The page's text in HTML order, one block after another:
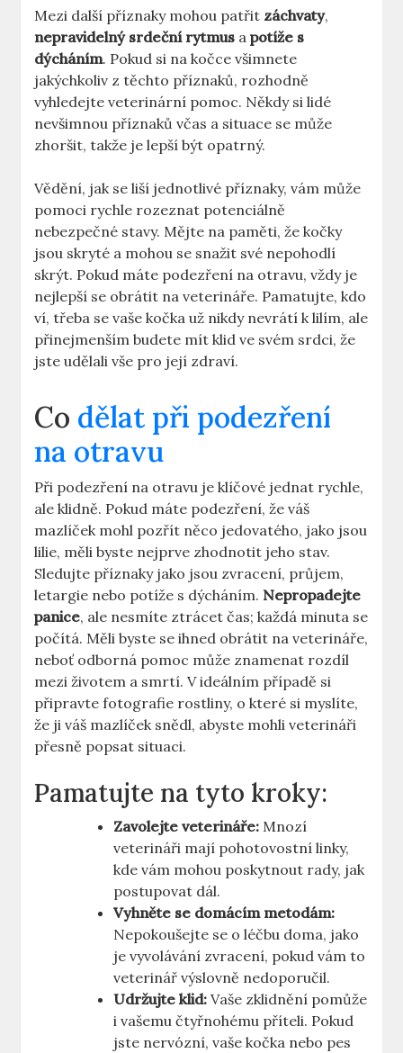
Mezi další příznaky mohou patřit záchvaty,
nepravidelný srdeční rytmus apotíže s
dýcháním. Pokud si na kočce všimnete
jakýchkoliv z těchto příznaků, rozhodně
vyhledejte veterinární pomoc. Někdy si lidé
nevšimnou příznaků včas a situace se může
zhoršit, takže je lepší být opatrný.
Vědění, jak se liší jednotlivé příznaky, vám může
pomoci rychle rozeznat potenciálně
nebezpečné stavy. Mějte na paměti, že kočky
jsou skryté a mohou se snažit své nepohodlí
skrýt. Pokud máte podezření na otravu, vždy je
nejlepší se obrátit na veterináře. Pamatujte, kdo
ví, třeba se vaše kočka už nikdy nevrátí k lilím, ale
přinejmenším budete mít klid ve svém srdci, že
jste udělali vše pro její zdraví.
Co dělat při podezření
na otravu
Při podezření na otravu je klíčové jednat rychle,
ale klidně. Pokud máte podezření, že váš
mazlíček mohl pozřít něco jedovatého, jako jsou
lilie, měli byste nejprve zhodnotit jeho stav.
Sledujte příznaky jako jsou zvracení, průjem,
letargie nebo potíže s dýcháním. Nepropadejte
panice, ale nesmíte ztrácet čas; každá minuta se
počítá. Měli byste se ihned obrátit na veterináře,
neboť odborná pomoc může znamenat rozdíl
mezi životem a smrtí. V ideálním případě si
připravte fotografie rostliny, o které si myslíte,
že ji váš mazlíček snědl, abyste mohli veterináři
přesně popsat situaci.
Pamatujte na tyto kroky:
Zavolejte veterináře: Mnozí
veterináři mají pohotovostní linky,
kde vám mohou poskytnout rady, jak
postupovat dál.
Vyhněte se domácím metodám:
Nepokoušejte se o léčbu doma, jako
je vyvolávání zvracení, pokud vám to
veterinář výslovně nedoporučil.
Udržujte klid: Vaše zklidnění pomůže
i vašemu čtyřnohému příteli. Pokud
jste nervózní, vaše kočka nebo pes